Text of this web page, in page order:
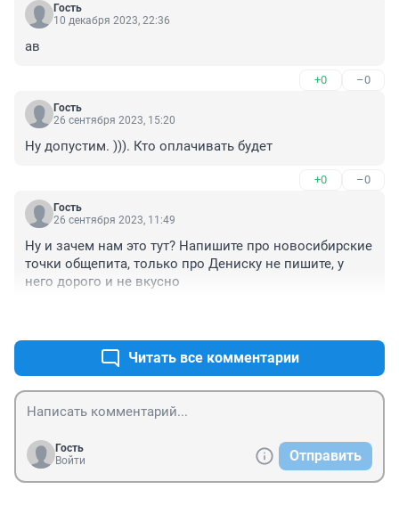
Гость
10 декабря 2023, 22:36
ав
+0 –0
Гость
26 сентября 2023, 15:20
Ну допустим. ))). Кто оплачивать будет
+0 –0
Гость
26 сентября 2023, 11:49
Ну и зачем нам это тут? Напишите про новосибирские
точки общепита, только про Дениску не пишите, у
него дорого и не вкусно
Читать все комментарии
Гость
Войти
Отправить